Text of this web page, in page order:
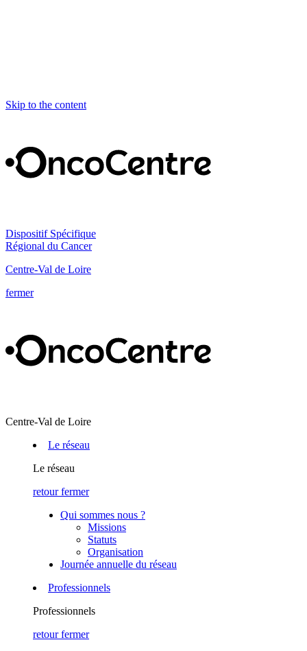
Skip to the content
Dispositif Spécifique
Régional du Cancer
Centre-Val de Loire
fermer
Centre-Val de Loire
Le réseau
Le réseau
retour fermer
Qui sommes nous ?
Missions
Statuts
Organisation
Journée annuelle du réseau
Professionnels
Professionnels
retour fermer